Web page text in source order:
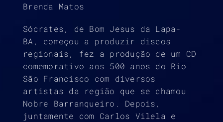
Brenda Matos
Sócrates, de Bom Jesus da Lapa-
BA, começou a produzir discos
regionais, fez a produção de um CD
comemorativo aos 500 anos do Rio
São Francisco com diversos
artistas da região que se chamou
Nobre Barranqueiro. Depois,
juntamente com Carlos Vilela e